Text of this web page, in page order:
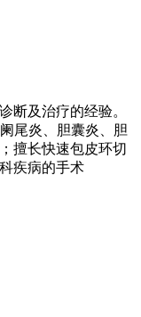
断及治疗的经验。
尾炎、胆囊炎、胆
擅长快速包皮环切
疾病的手术